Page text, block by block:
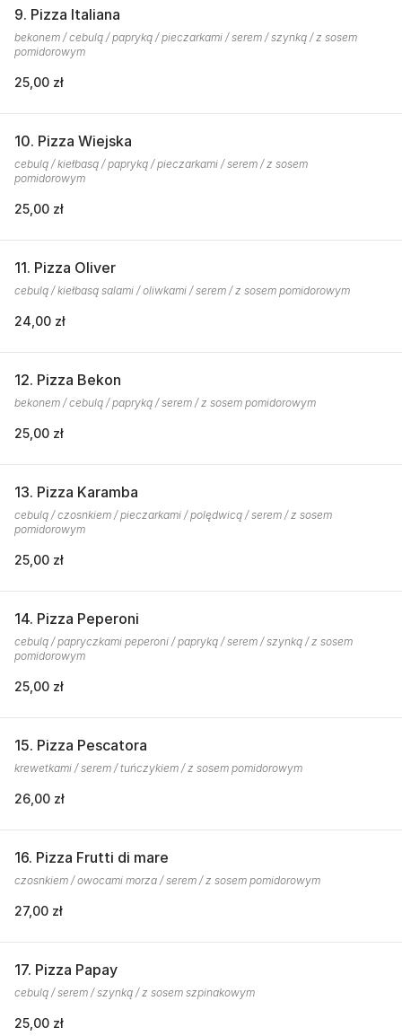
9. Pizza Italiana
bekonem / cebulą / papryką / pieczarkami / serem / szynką / z sosem
pomidorowym
25,00 zł
10. Pizza Wiejska
cebulą / kiełbasą / papryką / pieczarkami / serem / z sosem
pomidorowym
25,00 zł
11. Pizza Oliver
cebulą / kiełbasą salami / oliwkami / serem / z sosem pomidorowym
24,00 zł
12. Pizza Bekon
bekonem / cebulą / papryką / serem / z sosem pomidorowym
25,00 zł
13. Pizza Karamba
cebulą / czosnkiem / pieczarkami / polędwicą / serem / z sosem
pomidorowym
25,00 zł
14. Pizza Peperoni
cebulą / papryczkami peperoni / papryką / serem / szynką / z sosem
pomidorowym
25,00 zł
15. Pizza Pescatora
krewetkami / serem / tuńczykiem / z sosem pomidorowym
26,00 zł
16. Pizza Frutti di mare
czosnkiem / owocami morza / serem / z sosem pomidorowym
27,00 zł
17. Pizza Papay
cebulą / serem / szynką / z sosem szpinakowym
25,00 zł